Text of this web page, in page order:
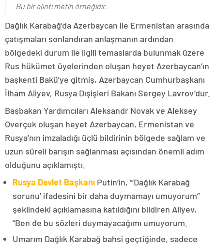
Bu bir alıntı metin örneğidir.
Dağlık Karabağ’da Azerbaycan ile Ermenistan arasında
çatışmaları sonlandıran anlaşmanın ardından
bölgedeki durum ile ilgili temaslarda bulunmak üzere
Rus hükümet üyelerinden oluşan heyet Azerbaycan’ın
başkenti Bakü’ye gitmiş, Azerbaycan Cumhurbaşkanı
İlham Aliyev, Rusya Dışişleri Bakanı Sergey Lavrov’dur.
Başbakan Yardımcıları Aleksandr Novak ve Aleksey
Overçuk oluşan heyet Azerbaycan, Ermenistan ve
Rusya’nın imzaladığı üçlü bildirinin bölgede sağlam ve
uzun süreli barışın sağlanması açısından önemli adım
olduğunu açıklamıştı.
Rusya Devlet Başkanı Putin’in, “‘Dağlık Karabağ
sorunu’ ifadesini bir daha duymamayı umuyorum”
şeklindeki açıklamasına katıldığını bildiren Aliyev,
“Ben de bu sözleri duymayacağımı umuyorum.
Umarım Dağlık Karabağ bahsi geçtiğinde, sadece